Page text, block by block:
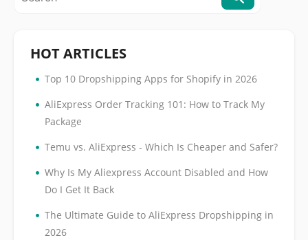
HOT ARTICLES
• Top 10 Dropshipping Apps for Shopify in 2026
• AliExpress Order Tracking 101: How to Track My
Package
• Temu vs. AliExpress - Which Is Cheaper and Safer?
• Why Is My Aliexpress Account Disabled and How
Do I Get It Back
• The Ultimate Guide to AliExpress Dropshipping in
2026